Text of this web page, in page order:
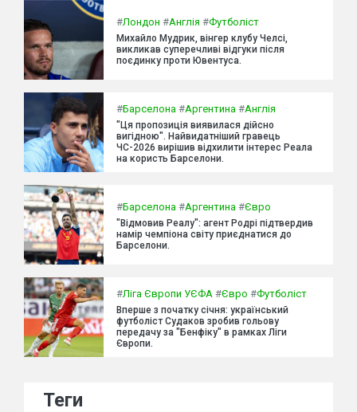
#Лондон #Англія #Футболіст
Михайло Мудрик, вінгер клубу Челсі,
викликав суперечливі відгуки після
поєдинку проти Ювентуса.
#Барселона #Аргентина #Англія
"Ця пропозиція виявилася дійсно
вигідною". Найвидатніший гравець
ЧС-2026 вирішив відхилити інтерес Реала
на користь Барселони.
#Барселона #Аргентина #Євро
"Відмовив Реалу": агент Родрі підтвердив
намір чемпіона світу приєднатися до
Барселони.
#Ліга Європи УЄФА #Євро #Футболіст
Вперше з початку січня: український
футболіст Судаков зробив гольову
передачу за "Бенфіку" в рамках Ліги
Європи.
Теги